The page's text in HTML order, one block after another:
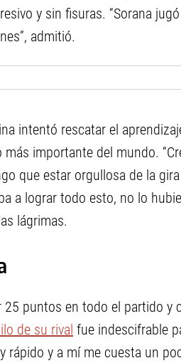
y sin fisuras. “Sorana
admitió.
intentó rescatar el
importante del mundo.
que estar orgullosa de la
a lograr todo esto, no lo
lágrimas.
puntos en todo el partido y
de su rival fue indescifrable
rápido y a mí me cuesta un